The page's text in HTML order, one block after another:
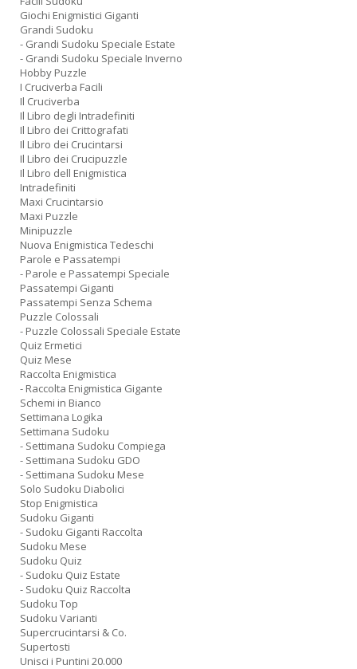
Giochi Enigmistici Giganti
Grandi Sudoku
- Grandi Sudoku Speciale Estate
- Grandi Sudoku Speciale Inverno
Hobby Puzzle
I Cruciverba Facili
Il Cruciverba
Il Libro degli Intradefiniti
Il Libro dei Crittografati
Il Libro dei Crucintarsi
Il Libro dei Crucipuzzle
Il Libro dell Enigmistica
Intradefiniti
Maxi Crucintarsio
Maxi Puzzle
Minipuzzle
Nuova Enigmistica Tedeschi
Parole e Passatempi
- Parole e Passatempi Speciale
Passatempi Giganti
Passatempi Senza Schema
Puzzle Colossali
- Puzzle Colossali Speciale Estate
Quiz Ermetici
Quiz Mese
Raccolta Enigmistica
- Raccolta Enigmistica Gigante
Schemi in Bianco
Settimana Logika
Settimana Sudoku
- Settimana Sudoku Compiega
- Settimana Sudoku GDO
- Settimana Sudoku Mese
Solo Sudoku Diabolici
Stop Enigmistica
Sudoku Giganti
- Sudoku Giganti Raccolta
Sudoku Mese
Sudoku Quiz
- Sudoku Quiz Estate
- Sudoku Quiz Raccolta
Sudoku Top
Sudoku Varianti
Supercrucintarsi & Co.
Supertosti
Unisci i Puntini 20.000